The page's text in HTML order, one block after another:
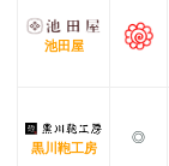
池田屋
黒川鞄工房
◎